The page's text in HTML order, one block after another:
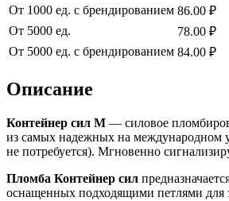
От 1000 ед. с брендированием 86.00 ₽
От 5000 ед.
78.00 ₽
От 5000 ед. с брендированием 84.00 ₽
Описание
Контейнер сил М — силовое
из самых надежных на международном
не потребуется). Мгновенно
Пломба Контейнер сил
оснащенных подходящими петлями для